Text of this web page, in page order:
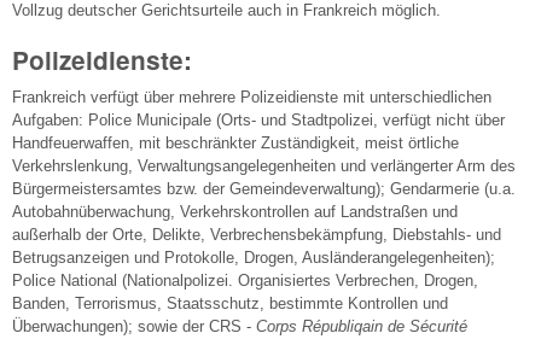
Vollzug deutscher Gerichtsurteile auch in Frankreich möglich.
Polizeidienste:
Frankreich verfügt über mehrere Polizeidienste mit unterschiedlichen
Aufgaben: Police Municipale (Orts- und Stadtpolizei, verfügt nicht über
Handfeuerwaffen, mit beschränkter Zuständigkeit, meist örtliche
Verkehrslenkung, Verwaltungsangelegenheiten und verlängerter Arm des
Bürgermeistersamtes bzw. der Gemeindeverwaltung); Gendarmerie (u.a.
Autobahnüberwachung, Verkehrskontrollen auf Landstraßen und
außerhalb der Orte, Delikte, Verbrechensbekämpfung, Diebstahls- und
Betrugsanzeigen und Protokolle, Drogen, Ausländerangelegenheiten);
Police National (Nationalpolizei. Organisiertes Verbrechen, Drogen,
Banden, Terrorismus, Staatsschutz, bestimmte Kontrollen und
Überwachungen); sowie der CRS - Corps Républiqain de Sécurité